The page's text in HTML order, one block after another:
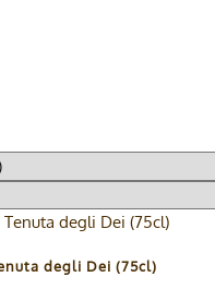
degli Dei (75cl)